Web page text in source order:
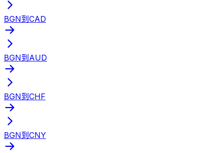
BGN到CAD
BGN到AUD
BGN到CHF
BGN到CNY